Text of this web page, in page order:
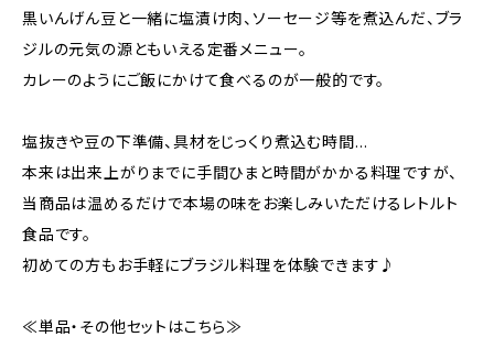
黒いんげん豆と一緒に塩漬け肉、ソーセージ等を煮込んだ、ブラ
ジルの元気の源ともいえる定番メニュー。
カレーのようにご飯にかけて食べるのが一般的です。
塩抜きや豆の下準備、具材をじっくり煮込む時間…
本来は出来上がりまでに手間ひまと時間がかかる料理ですが、
当商品は温めるだけで本場の味をお楽しみいただけるレトルト
食品です。
初めての方もお手軽にブラジル料理を体験できます♪
≪単品・その他セットはこちら≫